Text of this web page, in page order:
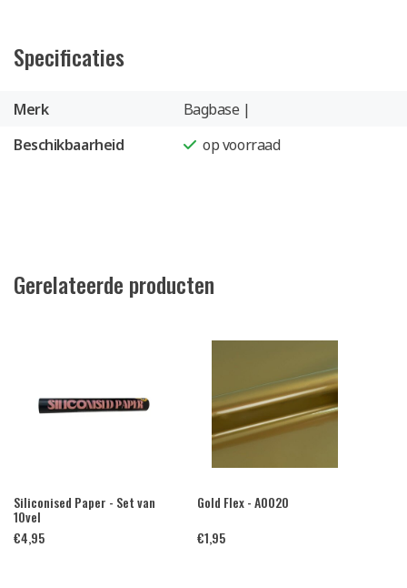
Specificaties
Merk
Bagbase |
Beschikbaarheid
op voorraad
Gerelateerde producten
Siliconised Paper - Set van
10vel
€4,95
Gold Flex - A0020
€1,95